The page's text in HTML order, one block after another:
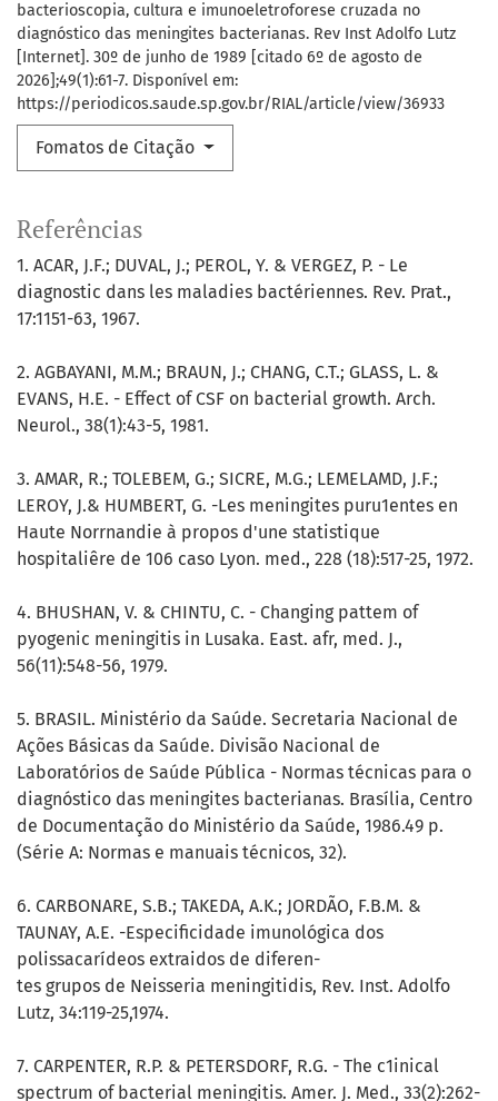
bacterioscopia, cultura e imunoeletroforese cruzada no
diagnóstico das meningites bacterianas. Rev Inst Adolfo Lutz
[Internet]. 30º de junho de 1989 [citado 6º de agosto de
2026];49(1):61-7. Disponível em:
https://periodicos.saude.sp.gov.br/RIAL/article/view/36933
Fomatos de Citação
Referências
1. ACAR, J.F.; DUVAL, J.; PEROL, Y. & VERGEZ, P. - Le
diagnostic dans les maladies bactériennes. Rev. Prat.,
17:1151-63, 1967.
2. AGBAYANI, M.M.; BRAUN, J.; CHANG, C.T.; GLASS, L. &
EVANS, H.E. - Effect of CSF on bacterial growth. Arch.
Neurol., 38(1):43-5, 1981.
3. AMAR, R.; TOLEBEM, G.; SICRE, M.G.; LEMELAMD, J.F.;
LEROY, J.& HUMBERT, G. -Les meningites puru1entes en
Haute Norrnandie à propos d'une statistique
hospitaliêre de 106 caso Lyon. med., 228 (18):517-25, 1972.
4. BHUSHAN, V. & CHINTU, C. - Changing pattem of
pyogenic meningitis in Lusaka. East. afr, med. J.,
56(11):548-56, 1979.
5. BRASIL. Ministério da Saúde. Secretaria Nacional de
Ações Básicas da Saúde. Divisão Nacional de
Laboratórios de Saúde Pública - Normas técnicas para o
diagnóstico das meningites bacterianas. Brasília, Centro
de Documentação do Ministério da Saúde, 1986.49 p.
(Série A: Normas e manuais técnicos, 32).
6. CARBONARE, S.B.; TAKEDA, A.K.; JORDÃO, F.B.M. &
TAUNAY, A.E. -Especificidade imunológica dos
polissacarídeos extraidos de diferen-
tes grupos de Neisseria meningitidis, Rev. Inst. Adolfo
Lutz, 34:119-25,1974.
7. CARPENTER, R.P. & PETERSDORF, R.G. - The c1inical
spectrum of bacterial meningitis. Amer. J. Med., 33(2):262-